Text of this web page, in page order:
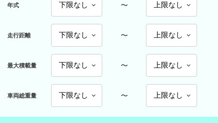
年式 〜
走行距離 〜
最大積載量 〜
車両総重量 〜